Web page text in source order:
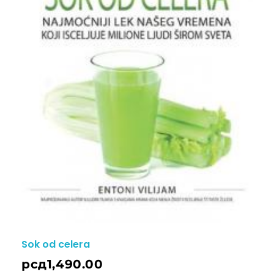
Sok od celera
рсд1,490.00